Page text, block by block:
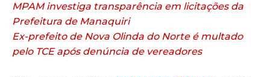
MPAM investiga transparência em licitações da
Prefeitura de Manaquiri
Ex-prefeito de Nova Olinda do Norte é multado
pelo TCE após denúncia de vereadores